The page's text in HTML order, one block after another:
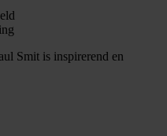
Smit is inspirerend en